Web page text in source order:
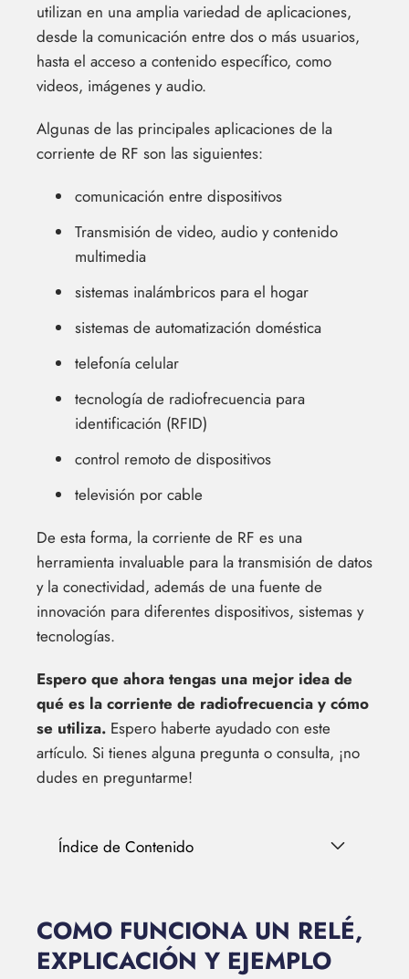
utilizan en una amplia variedad de aplicaciones,
desde la comunicación entre dos o más usuarios,
hasta el acceso a contenido específico, como
videos, imágenes y audio.
Algunas de las principales aplicaciones de la
corriente de RF son las siguientes:
comunicación entre dispositivos
Transmisión de video, audio y contenido
multimedia
sistemas inalámbricos para el hogar
sistemas de automatización doméstica
telefonía celular
tecnología de radiofrecuencia para
identificación (RFID)
control remoto de dispositivos
televisión por cable
De esta forma, la corriente de RF es una
herramienta invaluable para la transmisión de datos
y la conectividad, además de una fuente de
innovación para diferentes dispositivos, sistemas y
tecnologías.
Espero que ahora tengas una mejor idea de
qué es la corriente de radiofrecuencia y cómo
se utiliza. Espero haberte ayudado con este
artículo. Si tienes alguna pregunta o consulta, ¡no
dudes en preguntarme!
Índice de Contenido
COMO FUNCIONA UN RELÉ,
EXPLICACIÓN Y EJEMPLO